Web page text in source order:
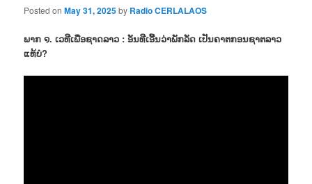
Posted onMay 31, 2025by Radio CERLALAOS
ພາກ ໑. ເວທີເພື່ອຊາດລາວ : ອັນທີເອີ້ນວ່າພັກລັດ ເປັນຄາຕກອນຊາຕລາວ
ແທ້ບໍ?